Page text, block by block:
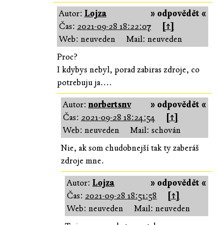
» odpovědět «
Autor: Lojza
Čas: 2021-09-28 18:22:07
[↑]
Web: neuveden
Mail: neuveden
Proc?
I kdybys nebyl, porad zabiras zdroje, co
potrebuju ja....
» odpovědět «
Autor:norbertsnv
Čas: 2021-09-28 18:24:54
[↑]
Web: neuveden
Mail: schován
Nie, ak som chudobnejší tak ty zaberáš
zdroje mne.
» odpovědět «
Autor:Lojza
Čas: 2021-09-28 18:51:58
[↑]
Web: neuveden
Mail: neuveden